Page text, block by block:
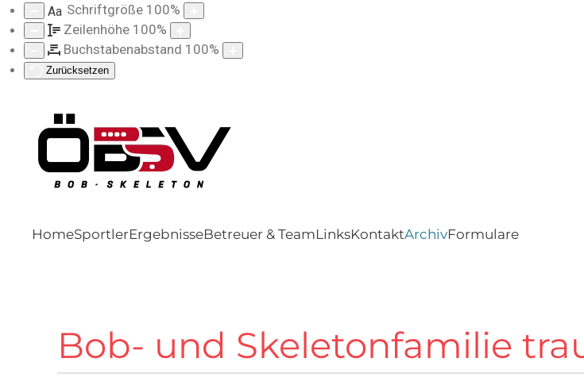
Aa Schriftgröße 100%
Zeilenhöhe 100%
Buchstabenabstand 100%
Zurücksetzen
HomeSportlerErgebnisseBetreuer & TeamLinksKontaktArchivFormulare
Bob- und Skeletonfamilie